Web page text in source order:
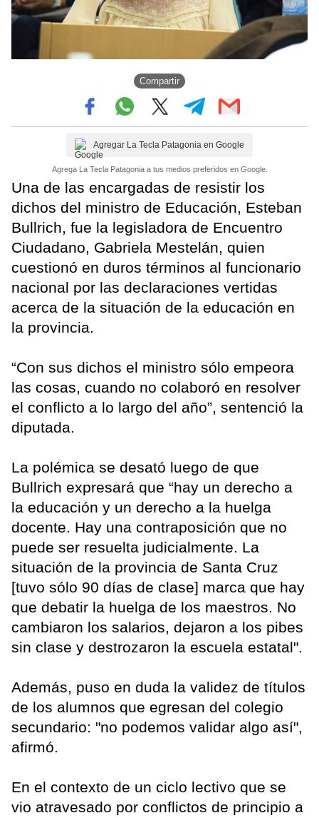
Compartir
Agregar La Tecla Patagonia en Google
Agrega La Tecla Patagonia a tus medios preferidos en Google.
Una de las encargadas de resistir los
dichos del ministro de Educación, Esteban
Bullrich, fue la legisladora de Encuentro
Ciudadano, Gabriela Mestelán, quien
cuestionó en duros términos al funcionario
nacional por las declaraciones vertidas
acerca de la situación de la educación en
la provincia.
“Con sus dichos el ministro sólo empeora
las cosas, cuando no colaboró en resolver
el conflicto a lo largo del año”, sentenció la
diputada.
La polémica se desató luego de que
Bullrich expresará que “hay un derecho a
la educación y un derecho a la huelga
docente. Hay una contraposición que no
puede ser resuelta judicialmente. La
situación de la provincia de Santa Cruz
[tuvo sólo 90 días de clase] marca que hay
que debatir la huelga de los maestros. No
cambiaron los salarios, dejaron a los pibes
sin clase y destrozaron la escuela estatal".
Además, puso en duda la validez de títulos
de los alumnos que egresan del colegio
secundario: "no podemos validar algo así",
afirmó.
En el contexto de un ciclo lectivo que se
vio atravesado por conflictos de principio a